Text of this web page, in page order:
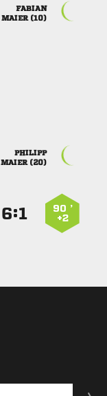

 

 
90 ’
+2
: